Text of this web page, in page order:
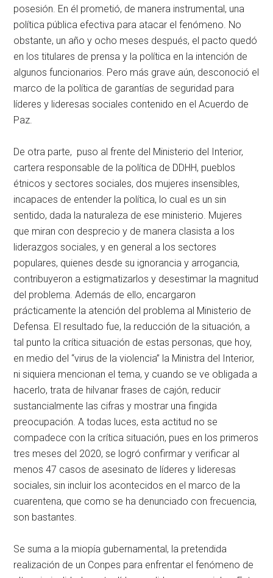
posesión. En él prometió, de manera instrumental, una
política pública efectiva para atacar el fenómeno. No
obstante, un año y ocho meses después, el pacto quedó
en los titulares de prensa y la política en la intención de
algunos funcionarios. Pero más grave aún, desconoció el
marco de la política de garantías de seguridad para
líderes y lideresas sociales contenido en el Acuerdo de
Paz.
De otra parte, puso al frente del Ministerio del Interior,
cartera responsable de la política de DDHH, pueblos
étnicos y sectores sociales, dos mujeres insensibles,
incapaces de entender la política, lo cual es un sin
sentido, dada la naturaleza de ese ministerio. Mujeres
que miran con desprecio y de manera clasista a los
liderazgos sociales, y en general a los sectores
populares, quienes desde su ignorancia y arrogancia,
contribuyeron a estigmatizarlos y desestimar la magnitud
del problema. Además de ello, encargaron
prácticamente la atención del problema al Ministerio de
Defensa. El resultado fue, la reducción de la situación, a
tal punto la crítica situación de estas personas, que hoy,
en medio del “virus de la violencia” la Ministra del Interior,
ni siquiera mencionan el tema, y cuando se ve obligada a
hacerlo, trata de hilvanar frases de cajón, reducir
sustancialmente las cifras y mostrar una fingida
preocupación. A todas luces, esta actitud no se
compadece con la crítica situación, pues en los primeros
tres meses del 2020, se logró confirmar y verificar al
menos 47 casos de asesinato de líderes y lideresas
sociales, sin incluir los acontecidos en el marco de la
cuarentena, que como se ha denunciado con frecuencia,
son bastantes.
Se suma a la miopía gubernamental, la pretendida
realización de un Conpes para enfrentar el fenómeno de